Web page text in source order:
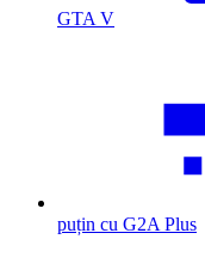
GTA V
puțin cu G2A Plus